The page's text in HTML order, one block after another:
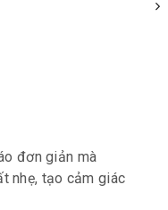
đơn giản mà
nhẹ, tạo cảm giác